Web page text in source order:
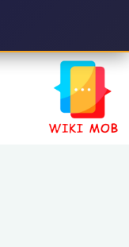
التجاوز
المحتوى